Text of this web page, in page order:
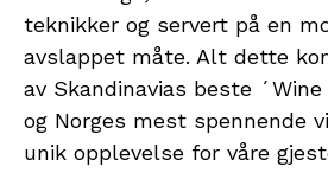
teknikker og servert på en
avslappet måte. Alt dette
av Skandinavias beste ´Wine
og Norges mest spennende
unik opplevelse for våre